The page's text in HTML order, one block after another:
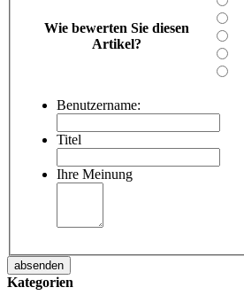
Wie bewerten Sie diesen
Artikel?
Benutzername:
Titel
Ihre Meinung
absenden
Kategorien